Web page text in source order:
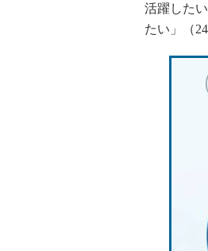
活躍した
たい」（